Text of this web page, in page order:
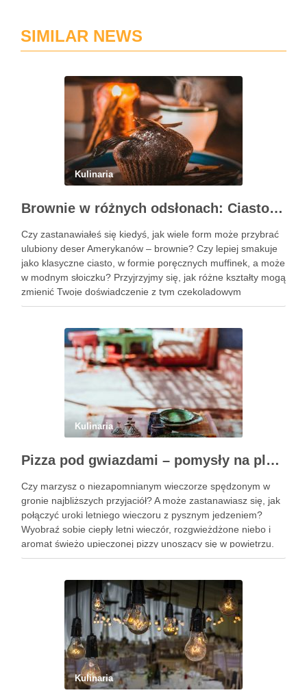
SIMILAR NEWS
Kulinaria
Brownie w różnych odsłonach: Ciasto, muffinki czy brownie w słoiczku?
Czy zastanawiałeś się kiedyś, jak wiele form może przybrać
ulubiony deser Amerykanów – brownie? Czy lepiej smakuje
jako klasyczne ciasto, w formie poręcznych muffinek, a może
w modnym słoiczku? Przyjrzyjmy się, jak różne kształty mogą
zmienić Twoje doświadczenie z tym czekoladowym
przysmakiem. Podobne wpisy Trzy pomysły na wykwintne
Kulinaria
Pizza pod gwiazdami – pomysły na plenerowy wieczór z przyjaciółmi
Czy marzysz o niezapomnianym wieczorze spędzonym w
gronie najbliższych przyjaciół? A może zastanawiasz się, jak
połączyć uroki letniego wieczoru z pysznym jedzeniem?
Wyobraź sobie ciepły letni wieczór, rozgwieżdżone niebo i
aromat świeżo upieczonej pizzy unoszący się w powietrzu.
Brzmi kusząco, prawda? W tym artykule pokażę Ci, jak
Kulinaria